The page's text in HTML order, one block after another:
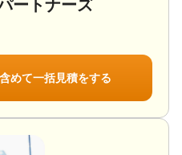
談無料 / 18時以降相談可
面談可
ートナーズ
めて一括見積をする